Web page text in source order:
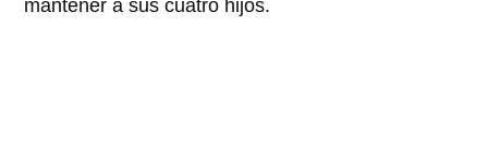
mantener a sus cuatro hijos.